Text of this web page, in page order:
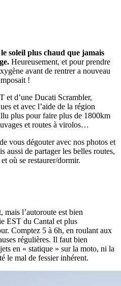
soleil plus chaud que jamais
Heureusement, et pour prendre
avant de rentrer a nouveau
!
d’une Ducati Scrambler,
et avec l’aide de la région
plus pour faire plus de 1800km
et routes à virolos…
vous dégouter avec nos photos et
aussi de partager les belles routes,
où se restaurer/dormir.
mais l’autoroute est bien
EST du Cantal et plus
Comptez 5 à 6h, en roulant aux
régulières. Il faut bien
en « statique » sur la moto, ni la
le mal de fessier inhérent.